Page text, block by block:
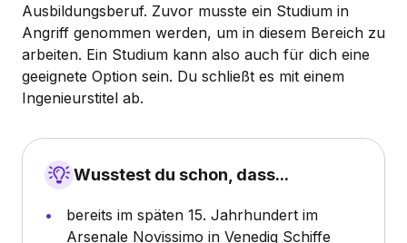
Ausbildungsberuf. Zuvor musste ein Studium in
Angriff genommen werden, um in diesem Bereich zu
arbeiten. Ein Studium kann also auch für dich eine
geeignete Option sein. Du schließt es mit einem
Ingenieurstitel ab.
Wusstest du schon, dass...
bereits im späten 15. Jahrhundert im
Arsenale Novissimo in Venedig Schiffe